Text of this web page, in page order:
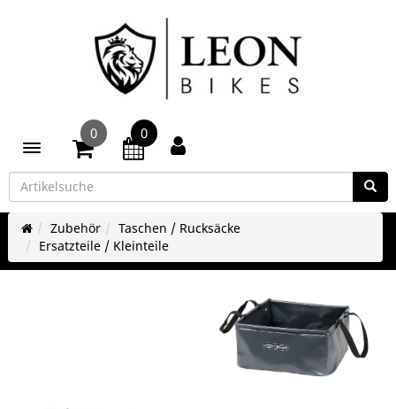
Toggle navigation
0 0
Zubehör
Taschen / Rucksäcke
Ersatzteile / Kleinteile